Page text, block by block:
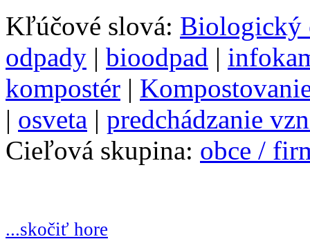
Kľúčové slová: Biologický
odpady | bioodpad |
kompostér |
| osveta | predchádzanie
Cieľová skupina: obce /
...skočiť hore